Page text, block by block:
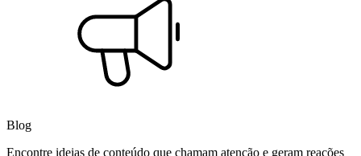
Blog
Encontre ideias de conteúdo que chamam atenção e geram reações